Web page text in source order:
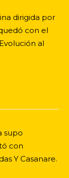
dirigida por
con el
al
supo
con
Y Casanare.